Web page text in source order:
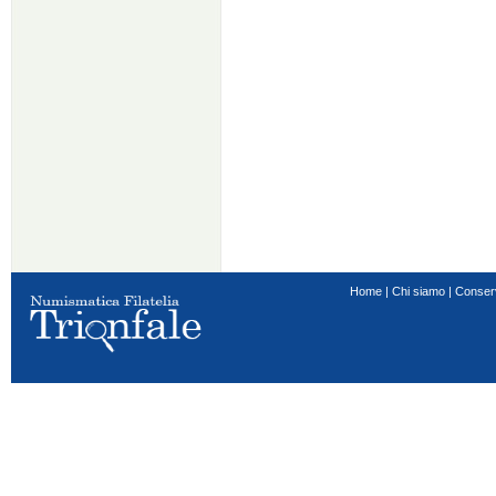
Home | Chi siamo |